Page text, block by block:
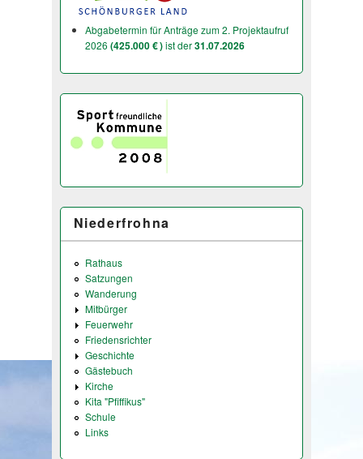
Abgabetermin für Anträge zum 2. Projektaufruf
2026 (425.000 € )ist der31.07.2026
Niederfrohna
Rathaus
Satzungen
Wanderung
Mitbürger
Feuerwehr
Friedensrichter
Geschichte
Gästebuch
Kirche
Kita "Pfiffikus"
Schule
Links